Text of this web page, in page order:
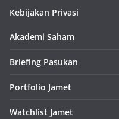
Kebijakan Privasi
Akademi Saham
Briefing Pasukan
Portfolio Jamet
Watchlist Jamet